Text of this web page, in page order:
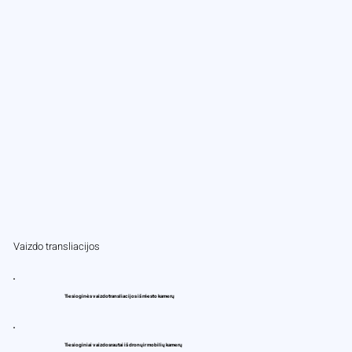
Vaizdo transliacijos
Tiesioginės vaizdo transliacijos iš miesto kamerų
Tiesioginiai vaizdo srautai iš dronų ir mobilių kamerų